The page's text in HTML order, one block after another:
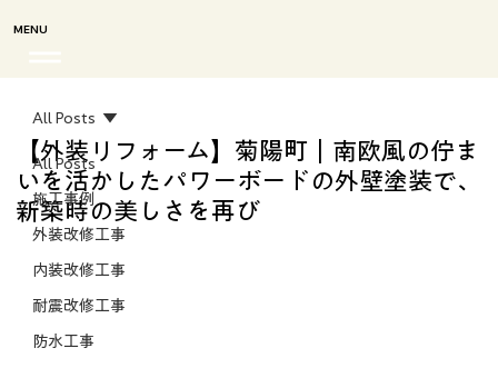
MENU
All Posts
施工事例
外装改修工事
内装改修工事
耐震改修工事
防水工事
All Posts
【外装リフォーム】菊陽町｜南欧風の佇ま
いを活かしたパワーボードの外壁塗装で、
新築時の美しさを再び